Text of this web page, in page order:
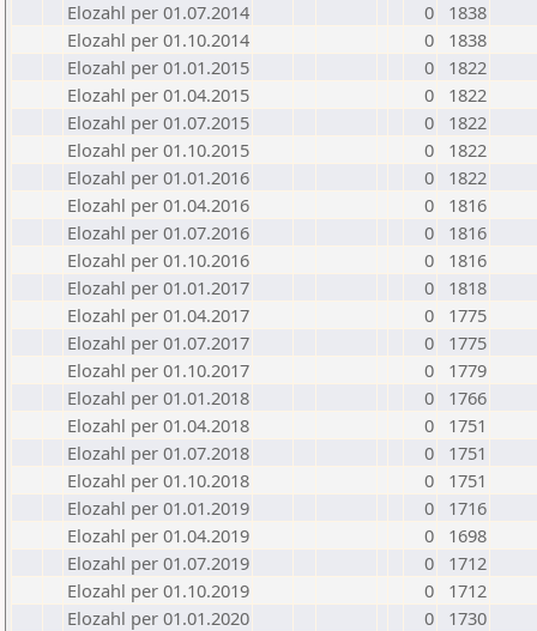
Elozahl per 01.07.2014
0
1838
Elozahl per 01.10.2014
0
1838
Elozahl per 01.01.2015
0
1822
Elozahl per 01.04.2015
0
1822
Elozahl per 01.07.2015
0
1822
Elozahl per 01.10.2015
0
1822
Elozahl per 01.01.2016
0
1822
Elozahl per 01.04.2016
0
1816
Elozahl per 01.07.2016
0
1816
Elozahl per 01.10.2016
0
1816
Elozahl per 01.01.2017
0
1818
Elozahl per 01.04.2017
0
1775
Elozahl per 01.07.2017
0
1775
Elozahl per 01.10.2017
0
1779
Elozahl per 01.01.2018
0
1766
Elozahl per 01.04.2018
0
1751
Elozahl per 01.07.2018
0
1751
Elozahl per 01.10.2018
0
1751
Elozahl per 01.01.2019
0
1716
Elozahl per 01.04.2019
0
1698
Elozahl per 01.07.2019
0
1712
Elozahl per 01.10.2019
0
1712
Elozahl per 01.01.2020
0
1730